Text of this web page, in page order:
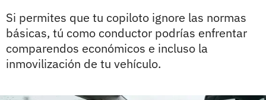
Si permites que tu copiloto ignore las normas
básicas, tú como conductor podrías enfrentar
comparendos económicos e incluso la
inmovilización de tu vehículo.